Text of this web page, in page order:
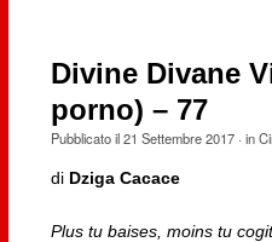
Divine Divane
porno) – 77
Pubblicato il21 Settembre 2017· in
di Dziga Cacace
Plus tu baises, moins tu